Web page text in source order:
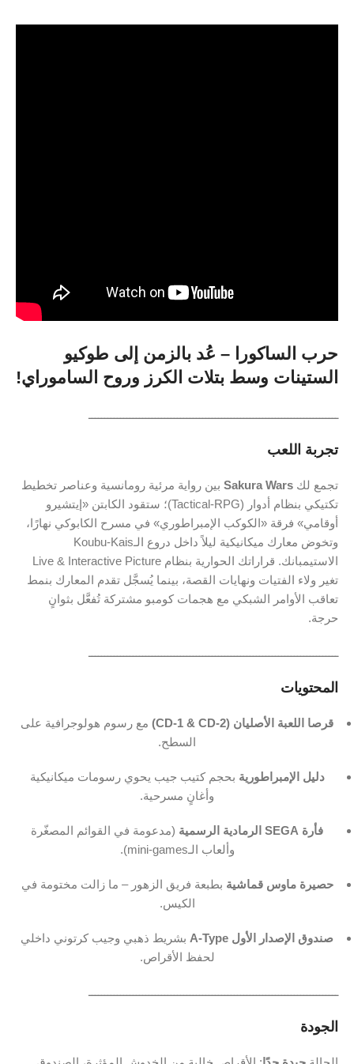
حرب الساكورا – عُد بالزمن إلى طوكيو
الستينات وسط بتلات الكرز وروح الساموراي!
ـــــــــــــــــــــــــــــــــــــــــــــــــــــــــــــــــــــــــــــــ
تجربة اللعب
تجمع لك Sakura Wars بين رواية مرئية رومانسية وعناصر تخطيط
تكتيكي بنظام أدوار ( Tactical-RPG)؛ ستقود الكابتن «إيتشيرو
أوقامي» فرقة «الكوكب الإمبراطوري» في مسرح الكابوكي نهارًا،
وتخوض معارك ميكانيكية ليلاًداخل دروع الـKoubu-Kais
الاستيمبانك. قراراتك الحوارية بنظام Live & Interactive Picture
تغير ولاء الفتيات ونهايات القصة، بينما يُسجَّل تقدم المعارك بنمط
تعاقب الأوامر الشبكي مع هجمات كومبو مشتركة تُفعَّل بثوانٍ
حرجة.
ـــــــــــــــــــــــــــــــــــــــــــــــــــــــــــــــــــــــــــــــ
المحتويات
قرصا اللعبة الأصليان ( CD-1 & CD-2) مع رسوم هولوجرافية على
السطح.
دليل الإمبراطورية بحجمكتيب جيب يحويرسومات ميكانيكية
وأغانٍ مسرحية.
فأرة SEGA الرمادية الرسمية (مدعومة في القوائم المصغّرة
وألعاب الـmini-games).
حصيرةماوسقماشية بطبعة فريق الزهور – مازالت مختومة في
الكيس.
صندوق الإصدار الأول A-Type بشريط ذهبي وجيب كرتوني داخلي
لحفظ الأقراص.
ـــــــــــــــــــــــــــــــــــــــــــــــــــــــــــــــــــــــــــــــ
الجودة